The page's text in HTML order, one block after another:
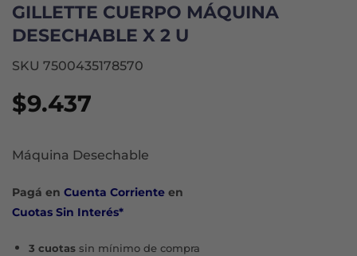
GILLETTE CUERPO MÁQUINA
DESECHABLE X 2 U
SKU 7500435178570
$9.437
Máquina Desechable
Pagá en Cuenta Corriente en
Cuotas Sin Interés*
3 cuotassin mínimo de compra